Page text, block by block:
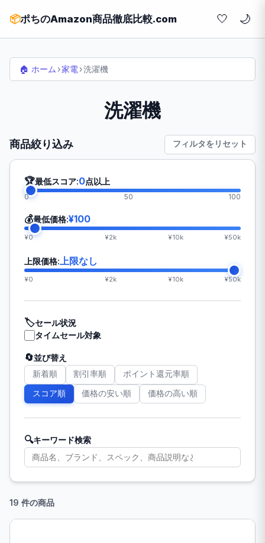
📦ポちのAmazon商品徹底比較.com 🤍
🏠 ホーム ›家電›洗濯機
洗濯機
商品絞り込み フィルタをリセット
🏆最低スコア:0点以上
0 50 100
💰最低価格:¥100
¥0 ¥2k ¥10k ¥50k
上限価格: 上限なし
¥0 ¥2k ¥10k ¥50k
🏷️セール状況
タイムセール対象
🔄並び替え
新着順 割引率順 ポイント還元率順
スコア順 価格の安い順 価格の高い順
🔍キーワード検索
19 件の商品